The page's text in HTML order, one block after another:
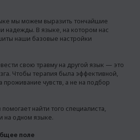
мы можем выразить тончайшие
надежды. В языке, на котором нас
наши базовые настройки
свою травму на другой язык — это
Чтобы терапия была эффективной,
проживание чувств, а не на подбор
помогает найти того специалиста,
на одном языке.
поле